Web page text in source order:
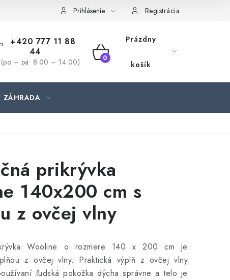
Prihlásenie Registrácia
+420 777 11 88
44
(po – pá: 8:00 – 14:00)
NÁKUPNÝ
Prázdny
košík
ZÁHRADA
prikrývka
140x200 cm s
z ovčej vlny
Wooline o rozmere 140 x 200 cm je
z ovčej vlny. Praktická výplň z ovčej vlny
ľudská pokožka dýcha správne a telo je